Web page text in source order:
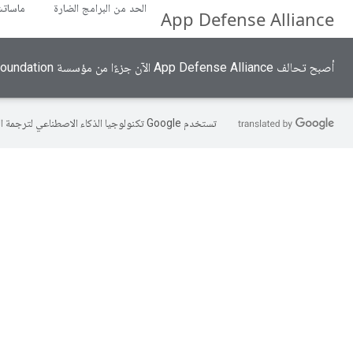
App Defense Alliance الحد من البرامج الضارة
أصبح تحالف App Defense Alliance الآن جزءًا من مؤسسة Linux Foundation.
تستخدم Google تكنولوجيا الذكاء الاصطناعي لترجمة المحتوى إلى لغتك المفضّلة، وقد تتضمّن بعض الأخطاء.